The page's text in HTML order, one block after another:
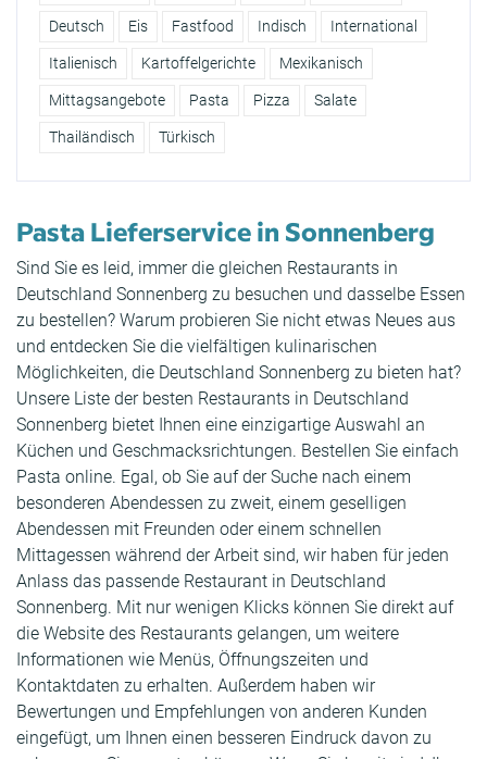
Deutsch Eis Fastfood Indisch International
Italienisch Kartoffelgerichte Mexikanisch
Mittagsangebote Pasta Pizza Salate
Thailändisch Türkisch
Pasta Lieferservice in Sonnenberg
Sind Sie es leid, immer die gleichen Restaurants in
Deutschland Sonnenberg zu besuchen und dasselbe Essen
zu bestellen? Warum probieren Sie nicht etwas Neues aus
und entdecken Sie die vielfältigen kulinarischen
Möglichkeiten, die Deutschland Sonnenberg zu bieten hat?
Unsere Liste der besten Restaurants in Deutschland
Sonnenberg bietet Ihnen eine einzigartige Auswahl an
Küchen und Geschmacksrichtungen. Bestellen Sie einfach
Pasta online. Egal, ob Sie auf der Suche nach einem
besonderen Abendessen zu zweit, einem geselligen
Abendessen mit Freunden oder einem schnellen
Mittagessen während der Arbeit sind, wir haben für jeden
Anlass das passende Restaurant in Deutschland
Sonnenberg. Mit nur wenigen Klicks können Sie direkt auf
die Website des Restaurants gelangen, um weitere
Informationen wie Menüs, Öffnungszeiten und
Kontaktdaten zu erhalten. Außerdem haben wir
Bewertungen und Empfehlungen von anderen Kunden
eingefügt, um Ihnen einen besseren Eindruck davon zu